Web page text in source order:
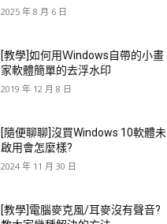
2025 年 8 月 6 日
[教學]如何用Ｗindows自帶的小畫
家軟體簡單的去浮水印
2019 年 12 月 8 日
[隨便聊聊]沒買Windows 10軟體未
啟用會怎麼樣?
2024 年 11 月 30 日
[教學]電腦麥克風/耳麥沒有聲音?